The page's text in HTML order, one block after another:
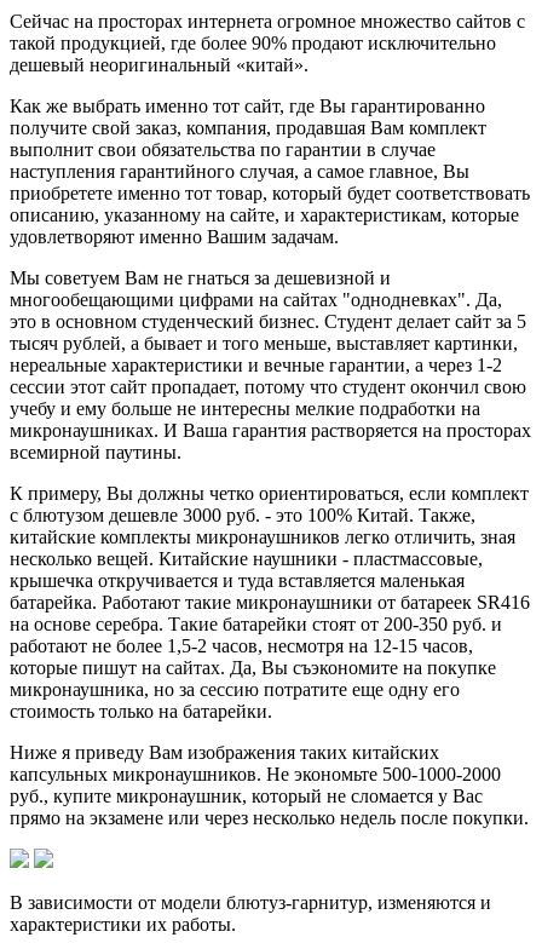
Сейчас на просторах интернета огромное множество сайтов с
такой продукцией, где более 90% продают исключительно
дешевый неоригинальный «китай».
Как же выбрать именно тот сайт, где Вы гарантированно
получите свой заказ, компания, продавшая Вам комплект
выполнит свои обязательства по гарантии в случае
наступления гарантийного случая, а самое главное, Вы
приобретете именно тот товар, который будет соответствовать
описанию, указанному на сайте, и характеристикам, которые
удовлетворяют именно Вашим задачам.
Мы советуем Вам не гнаться за дешевизной и
многообещающими цифрами на сайтах "однодневках". Да,
это в основном студенческий бизнес. Студент делает сайт за 5
тысяч рублей, а бывает и того меньше, выставляет картинки,
нереальные характеристики и вечные гарантии, а через 1-2
сессии этот сайт пропадает, потому что студент окончил свою
учебу и ему больше не интересны мелкие подработки на
микронаушниках. И Ваша гарантия растворяется на просторах
всемирной паутины.
К примеру, Вы должны четко ориентироваться, если комплект
с блютузом дешевле 3000 руб. - это 100% Китай. Также,
китайские комплекты микронаушников легко отличить, зная
несколько вещей. Китайские наушники - пластмассовые,
крышечка откручивается и туда вставляется маленькая
батарейка. Работают такие микронаушники от батареек SR416
на основе серебра. Такие батарейки стоят от 200-350 руб. и
работают не более 1,5-2 часов, несмотря на 12-15 часов,
которые пишут на сайтах. Да, Вы съэкономите на покупке
микронаушника, но за сессию потратите еще одну его
стоимость только на батарейки.
Ниже я приведу Вам изображения таких китайских
капсульных микронаушников. Не экономьте 500-1000-2000
руб., купите микронаушник, который не сломается у Вас
прямо на экзамене или через несколько недель после покупки.
В зависимости от модели блютуз-гарнитур, изменяются и
характеристики их работы.